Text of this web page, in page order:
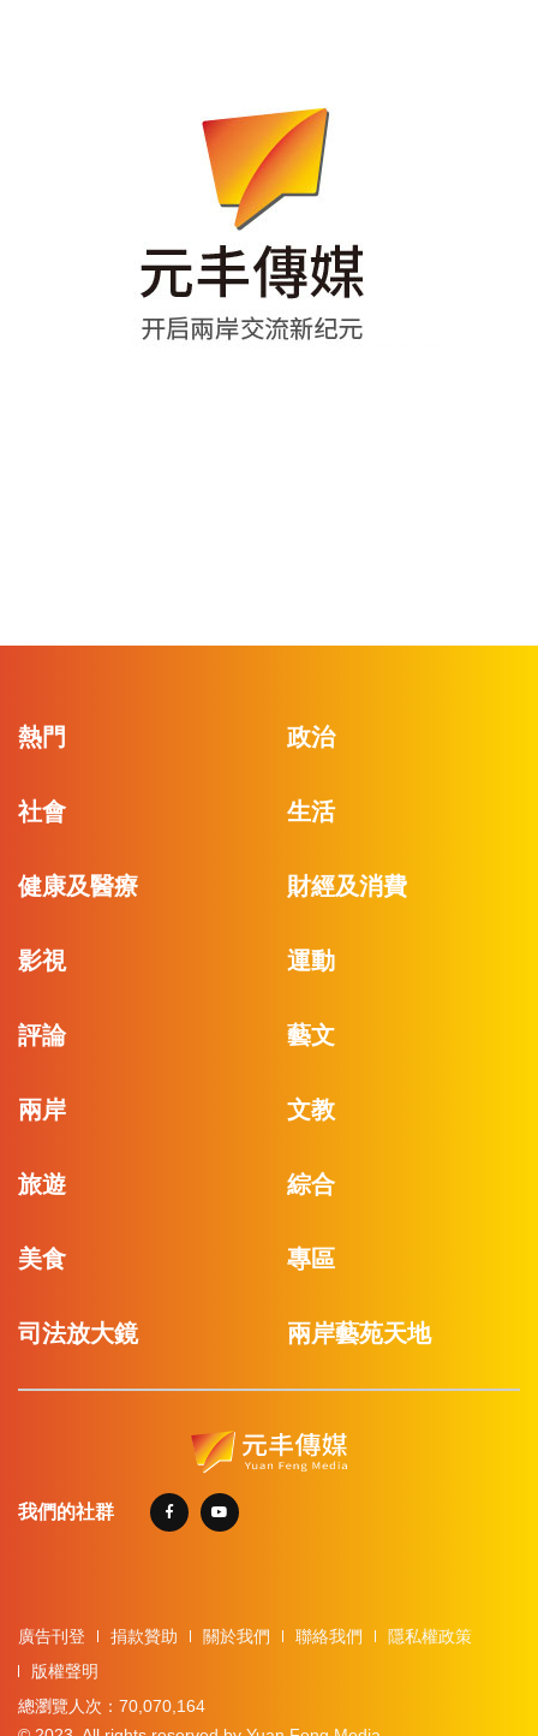
熱門 政治
社會 生活
健康及醫療 財經及消費
影視 運動
評論 藝文
兩岸 文教
旅遊 綜合
美食 專區
司法放大鏡 兩岸藝苑天地
我們的社群
廣告刊登 捐款贊助 關於我們 聯絡我們
隱私權政策
版權聲明
總瀏覽人次：70,070,164